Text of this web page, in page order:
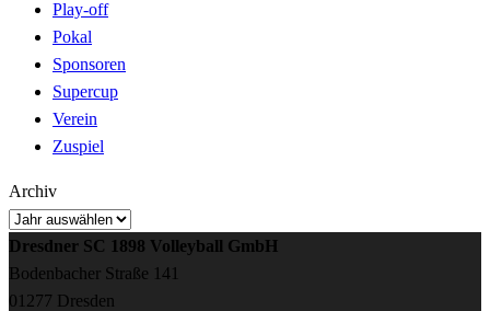
Play-off
Pokal
Sponsoren
Supercup
Verein
Zuspiel
Archiv
Dresdner SC 1898 Volleyball GmbH
Bodenbacher Straße 141
01277 Dresden